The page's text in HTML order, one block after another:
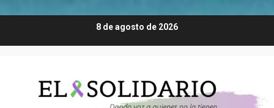
8 de agosto de 2026